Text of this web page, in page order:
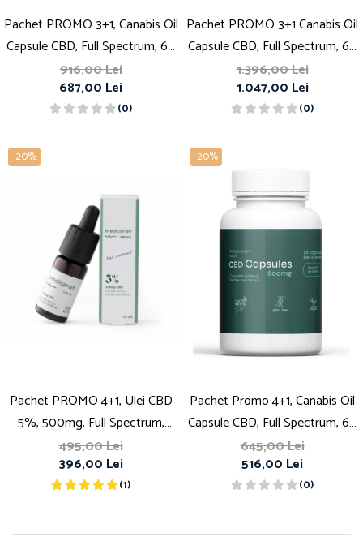
Pachet PROMO 3+1, Canabis Oil
Capsule CBD, Full Spectrum, 60
capsule, 25mg (1500mg)
916,00 Lei
687,00 Lei
(0)
Pachet PROMO 3+1 Canabis Oil
Capsule CBD, Full Spectrum, 60
capsule, 50mg (3000mg)
1.396,00 Lei
1.047,00 Lei
(0)
-20%
Pachet PROMO 4+1, Ulei CBD
5%, 500mg, Full Spectrum,
Premium, 10ml
495,00 Lei
396,00 Lei
(1)
-20%
Pachet Promo 4+1, Canabis Oil
Capsule CBD, Full Spectrum, 60
capsule, 10mg (600mg)
645,00 Lei
516,00 Lei
(0)